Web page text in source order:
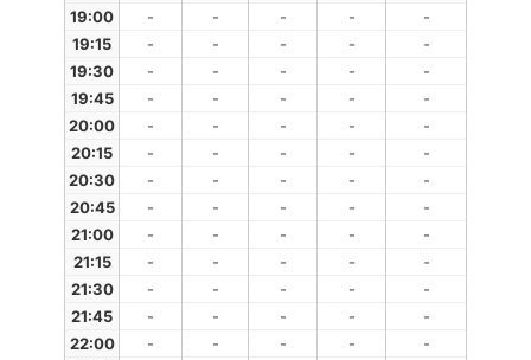
19:00
- - - -
-
19:15
- - - -
-
19:30
- - - -
-
19:45
- - - -
-
20:00
- - - -
-
20:15
- - - -
-
20:30
- - - -
-
20:45
- - - -
-
21:00
- - - -
-
21:15
- - - -
-
21:30
- - - -
-
21:45
- - - -
-
22:00
- - - -
-